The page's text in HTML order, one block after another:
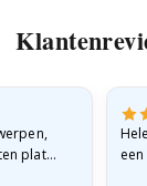
plat